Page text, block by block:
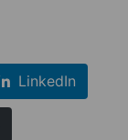
LinkedIn